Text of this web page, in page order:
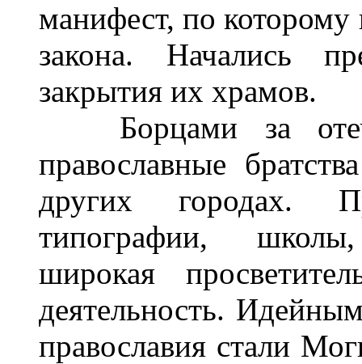
манифест, по которому
закона. Начались
закрытия их храмов.
Борцами за
православные
других городах.
типографии,
широкая
деятельность.
православия стали